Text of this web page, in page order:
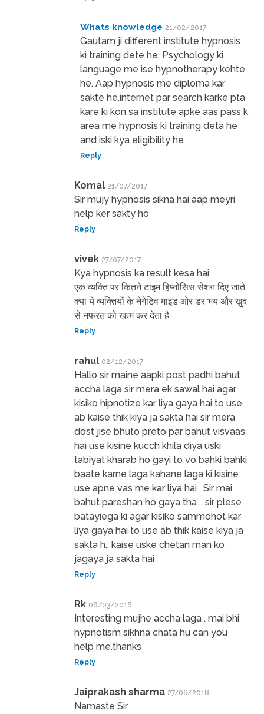
Whats knowledge 21/02/2017
Gautam ji different institute hypnosis
ki training dete he. Psychology ki
language me ise hypnotherapy kehte
he. Aap hypnosis me diploma kar
sakte he.internet par search karke pta
kare ki kon sa institute apke aas pass k
area me hypnosis ki training deta he
and iski kya eligibility he
Reply
Komal 21/07/2017
Sir mujy hypnosis sikna hai aap meyri
help ker sakty ho
Reply
vivek 27/07/2017
Kya hypnosis ka result kesa hai
एक व्यक्ति पर कितने टाइम हिप्नोसिस सेशन दिए जाते
क्या ये व्यक्तियों के नेगेटिव माइंड ओर डर भय और खुद
से नफरत को खत्म कर देता है
Reply
rahul 02/12/2017
Hallo sir maine aapki post padhi bahut
accha laga sir mera ek sawal hai agar
kisiko hipnotize kar liya gaya hai to use
ab kaise thik kiya ja sakta hai sir mera
dost jise bhuto preto par bahut visvaas
hai use kisine kucch khila diya uski
tabiyat kharab ho gayi to vo bahki bahki
baate karne laga kahane laga ki kisine
use apne vas me kar liya hai . Sir mai
bahut pareshan ho gaya tha .. sir plese
batayiega ki agar kisiko sammohot kar
liya gaya hai to use ab thik kaise kiya ja
sakta h.. kaise uske chetan man ko
jagaya ja sakta hai
Reply
Rk 08/03/2018
Interesting mujhe accha laga . mai bhi
hypnotism sikhna chata hu can you
help me.thanks
Reply
Jaiprakash sharma 27/06/2018
Namaste Sir